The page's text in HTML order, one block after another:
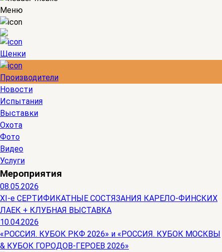
Меню
Щенки
Производители
Новости
Испытания
Выставки
Охота
Фото
Видео
Услуги
Мероприятия
08.05.2026
ХI-е СЕРТИФИКАТНЫЕ СОСТЯЗАНИЯ КАРЕЛО-ФИНСКИХ
ЛАЕК + КЛУБНАЯ ВЫСТАВКА
10.04.2026
«РОССИЯ. КУБОК РКФ 2026» и «РОССИЯ. КУБОК МОСКВЫ
& КУБОК ГОРОДОВ-ГЕРОЕВ 2026»